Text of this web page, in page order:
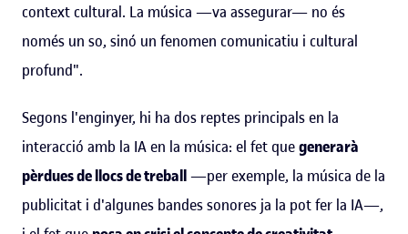
context cultural. La música —va assegurar— no és
només un so, sinó un fenomen comunicatiu i cultural
profund".
Segons l'enginyer, hi ha dos reptes principals en la
interacció amb la IA en la música: el fet quegenerarà
pèrdues de llocs de treball—per exemple, la música de la
publicitat i d'algunes bandes sonores ja la pot fer la IA—,